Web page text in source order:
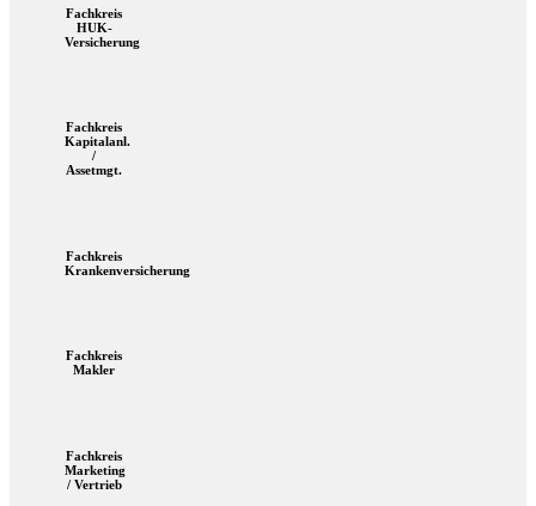
Fachkreis
HUK-
Versicherung
Fachkreis
Kapitalanl.
/
Assetmgt.
Fachkreis
Krankenversicherung
Fachkreis
Makler
Fachkreis
Marketing
/ Vertrieb